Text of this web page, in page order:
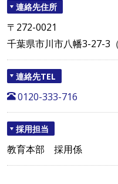
連絡先住所
〒272-0021
千葉県市川市八幡3-27-3
連絡先TEL
0120-333-716
採用担当
教育本部 採用係